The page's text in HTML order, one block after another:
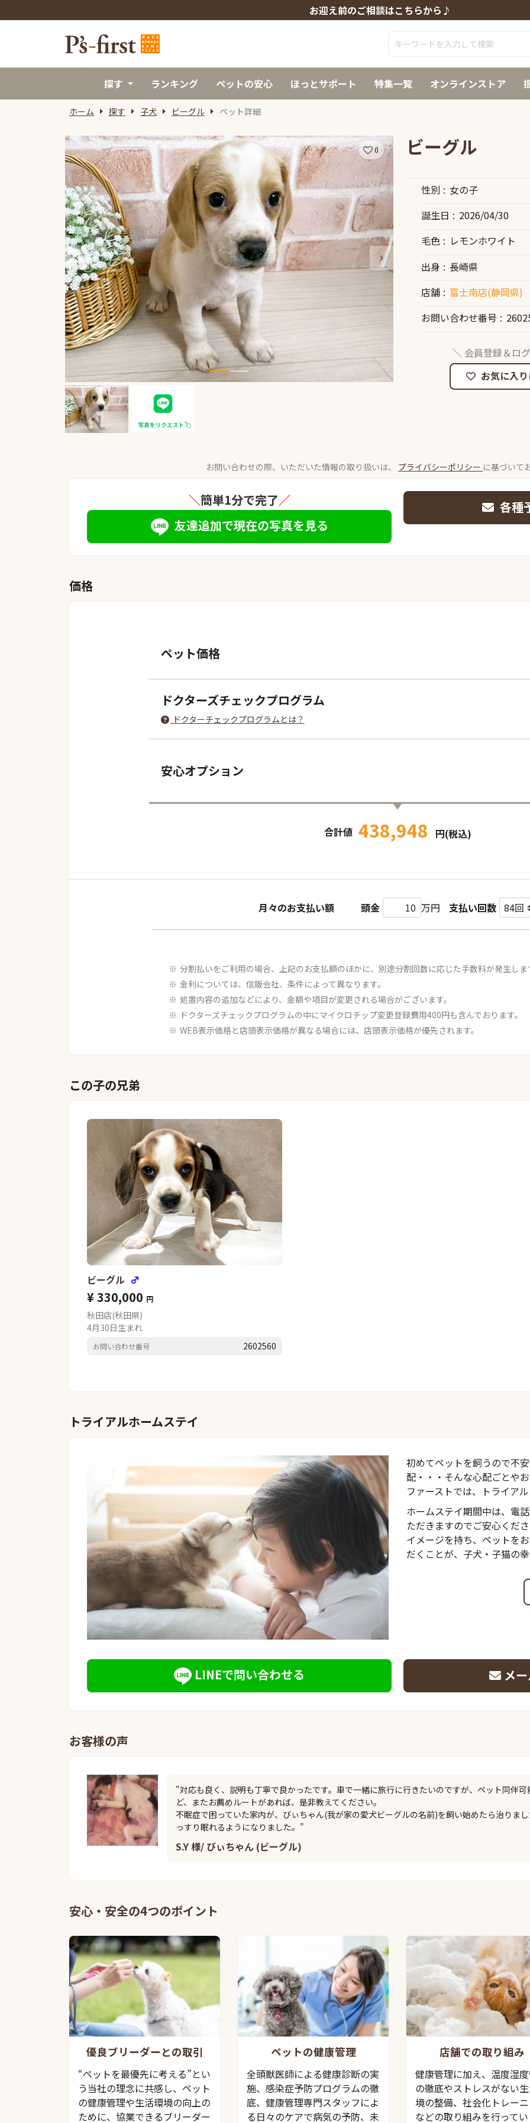
お迎え前のご相談はこちらから♪
探す ランキング ペットの安心 ほっとサポート 特集一覧 オンラインストア
ホーム 探す 子犬 ビーグル ペット詳細
0 ビーグル
性別
女の子
誕生日
2026/04/30
毛色
レモンホワイト
出身
長崎県
店舗
富士南店(静岡県)
お問い合わせ番号
＼ 会員登録＆ロ
お気に入
お問い合わせの際、いただいた情報の取り扱いは、 プライバシーポリシー に基づいて
＼簡単1分で完了／
友達追加で現在の写真を見る
各種
価格
ペット価格
ドクターズチェックプログラム
ドクターチェックプログラムとは？
安心オプション
合計値 438,948 円(税込)
月々のお支払い額 頭金 万円 支払い回数
分割払いをご利用の場合、上記のお支払額のほかに、別途分割回数に応じた手数料が発生しま
金利については、信販会社、条件によって異なります。
処置内容の追加などにより、金額や項目が変更される場合がございます。
ドクターズチェックプログラムの中にマイクロチップ変更登録費用400円も含んでおります。
WEB表示価格と店頭表示価格が異なる場合には、店頭表示価格が優先されます。
この子の兄弟
ビーグル ♂
¥ 330,000 円
秋田店(秋田県)
4月30日生まれ
お問い合わせ番号 2602560
トライアルホームステイ
初めてペットを飼うので不
配・・・そんな心配ごとや
ファーストでは、トライア
ホームステイ期間中は、電
ただきますのでご安心くだ
イメージを持ち、ペットを
だくことが、子犬・子猫の
LINEで問い合わせる メ
お客様の声
"対応も良く、説明も丁寧で良かったです。車で一緒に旅行に行きたいのですが、ペット同伴
ど、またお薦めルートがあれば、是非教えてください。
不眠症で困っていた家内が、びぃちゃん(我が家の愛犬ビーグルの名前)を飼い始めたら治りま
っすり眠れるようになりました。"
S.Y 様/ びぃちゃん (ビーグル)
安心・安全の4つのポイント
優良ブリーダーとの取引
“ペットを最優先に考える”とい
う当社の理念に共感し、ペット
の健康管理や生活環境の向上の
ために、協業できるブリーダー
ペットの健康管理
全頭獣医師による健康診断の実
施、感染症予防プログラムの徹
底、健康管理専門スタッフによ
る日々のケアで病気の予防、未
店舗での取り組み
健康管理に加え、温度湿
の徹底やストレスがない
境の整備、社会化トレー
などの取り組みを行って